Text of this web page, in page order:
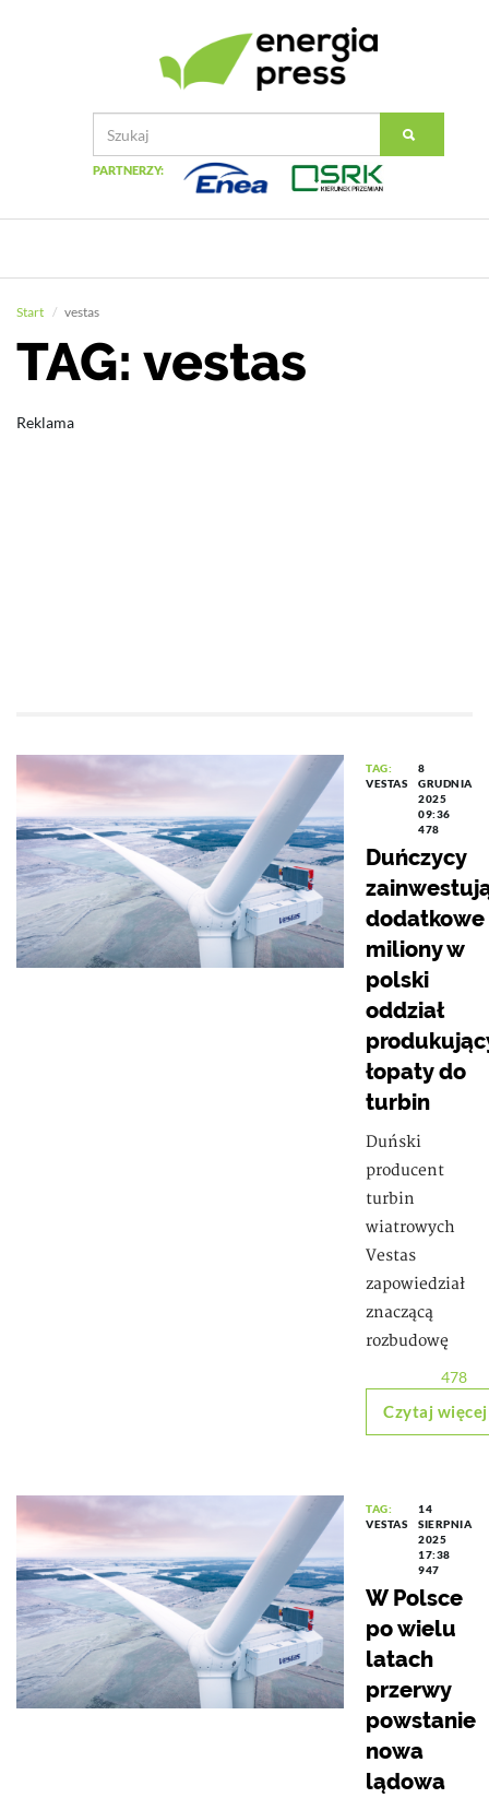
PARTNERZY:
Start vestas
TAG: vestas
Reklama
TAG:
VESTAS
8
GRUDNIA
2025
09:36
478
Duńczycy
dodatkowe
miliony w
polski
oddział
łopaty do
turbin
Duński
producent
turbin
wiatrowych
Vestas
zapowiedział
znaczącą
rozbudowę
478
Czytaj więcej
TAG:
VESTAS
14
SIERPNIA
2025
17:38
947
W Polsce
po wielu
latach
przerwy
powstanie
nowa
lądowa